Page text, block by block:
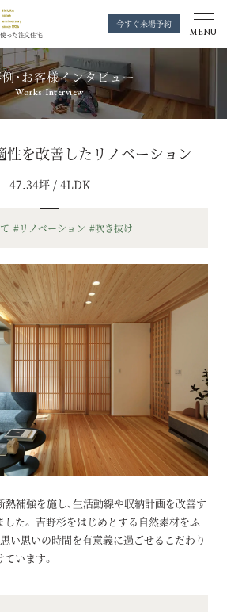
った注文住宅
今すぐ来場予約
MENU
・お客様インタビュー
Works.Interview
性を改善したリノベーション
47.34坪 / 4LDK
#リノベーション #吹き抜け
補強を施し、生活動線や収納計画を改善す
た。 吉野杉をはじめとする自然素材をふ
い思いの時間を有意義に過ごせるこだわり
います。